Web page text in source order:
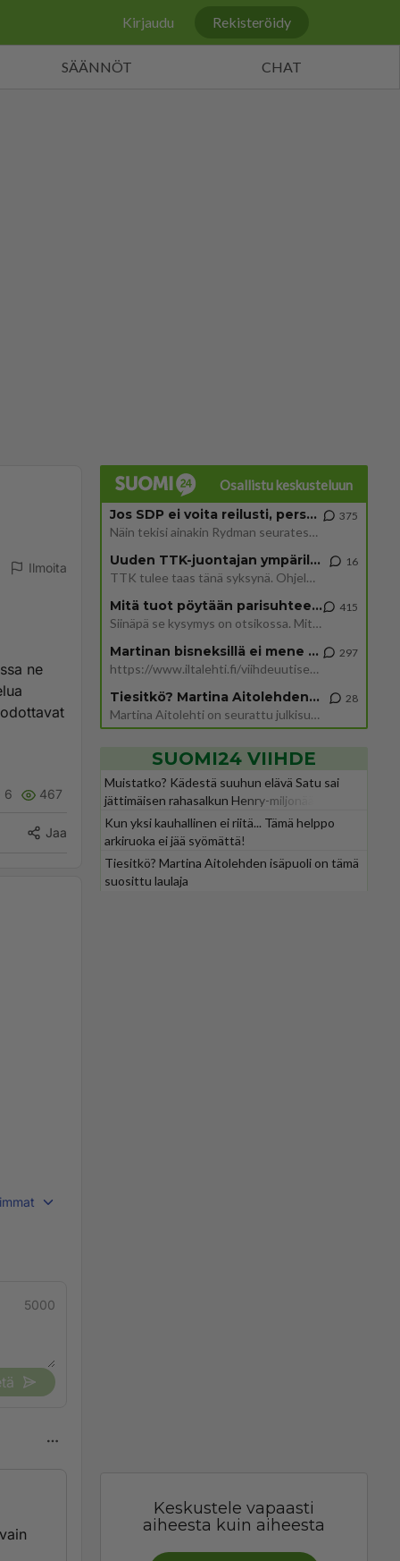
Kirjaudu Rekisteröidy
SÄÄNNÖT CHAT
Ilmoita
ne
6 467
Jaa
5000
Osallistu keskusteluun
Jos SDP ei voita reilusti, persut kumoavat demokratian Suomesta
Näin tekisi ainakin Rydman seuratessaan idolinsa Trumpin mallia https://www.is.fi/politiikka/art-2000012187244.html
375
Uuden TTK-juontajan ympärillä epätietoisuus sakenee - Nyt MTV hämmentää soppaa
TTK tulee taas tänä syksynä. Ohjelman uudet tähtioppilaat julkistetaan torstaina 6. elokuuta klo 14 alkavassa lehdistö
16
Mitä tuot pöytään parisuhteessa?
Siinäpä se kysymys on otsikossa. Mitäpä siis tuot/toisit pöytään parisuhteessa? Oletko mies vai nainen? Koetko sen mitä
415
Martinan bisneksillä ei mene hyvin
https://www.iltalehti.fi/viihdeuutiset/a/c46da6ab-340f-4790-aaa7-0865eed2336 Yrityksen konkurssihakemus on tullut kärä
297
Tiesitkö? Martina Aitolehden isäpuoli on tämä suosittu laulaja
Martina Aitolehti on seurattu julkisuuden henkilö. Lähipiiriin mahtuu muitakin tunnettuja henkilöitä. Tiesitkö, että Ma
28
SUOMI24 VIIHDE
Muistatko? Kädestä suuhun elävä Satu sai
jättimäisen rahasalkun Henry-miljonääriltä
Kun yksi kauhallinen ei riitä... Tämä helppo
arkiruoka ei jää syömättä!
Tiesitkö? Martina Aitolehden isäpuoli on tämä
suosittu laulaja
Keskustele vapaasti
aiheesta kuin aiheesta